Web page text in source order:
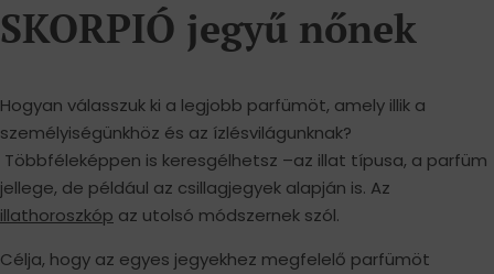
SKORPIÓ jegyű nőnek
Hogyan válasszuk ki a legjobb parfümöt, amely illik a
személyiségünkhöz és az ízlésvilágunknak?
Többféleképpen is keresgélhetsz –az illat típusa, a parfüm
jellege, de például az csillagjegyek alapján is. Az
illathoroszkóp az utolsó módszernek szól.
Célja, hogy az egyes jegyekhez megfelelő parfümöt